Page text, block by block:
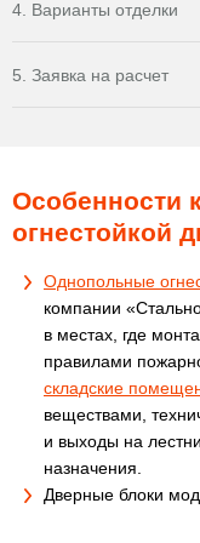
4. Варианты отделки
5. Заявка на расчет
Особенности
огнестойкой
Однопольные
компании
в местах, где
правилами
складские
веществами,
и выходы на
назначения.
Дверные блоки